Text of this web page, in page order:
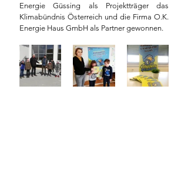
Energie Güssing als Projektträger das
Klimabündnis Österreich und die Firma O.K.
Energie Haus GmbH als Partner gewonnen.